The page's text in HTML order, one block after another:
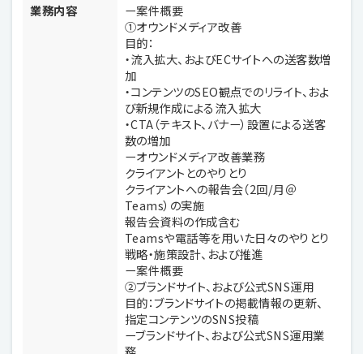
業務内容
ー案件概要
①オウンドメディア改善
目的：
・流入拡大、およびECサイトへの送客数増
加
・コンテンツのSEO観点でのリライト、およ
び新規作成による流入拡大
・CTA（テキスト、バナー）設置による送客
数の増加
ーオウンドメディア改善業務
クライアントとのやりとり
クライアントへの報告会（2回/月＠
Teams）の実施
報告会資料の作成含む
Teamsや電話等を用いた日々のやりとり
戦略・施策設計、および推進
ー案件概要
②ブランドサイト、および公式SNS運用
目的：ブランドサイトの掲載情報の更新、
指定コンテンツのSNS投稿
ーブランドサイト、および公式SNS運用業